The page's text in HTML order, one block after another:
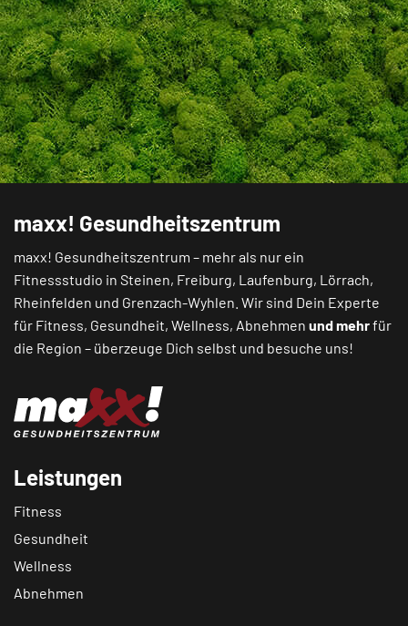
maxx! Gesundheitszentrum
maxx! Gesundheitszentrum – mehr als nur ein
Fitnessstudio in Steinen, Freiburg, Laufenburg, Lörrach,
Rheinfelden und Grenzach-Wyhlen . Wir sind Dein Experte
für Fitness, Gesundheit, Wellness, Abnehmen und mehrfür
die Region – überzeuge Dich selbst und besuche uns!
Leistungen
Fitness
Gesundheit
Wellness
Abnehmen